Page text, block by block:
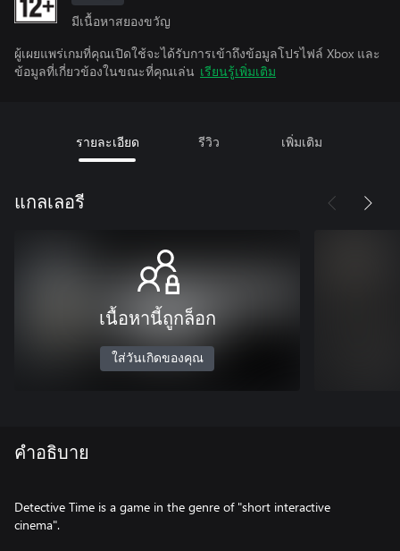
มีเนื้อหาสยองขวัญ
ผู้เผยแพร่เกมที่คุณเปิดใช้จะได้รับการเข้าถึงข้อมูลโปรไฟล์ Xbox และ
ข้อมูลที่เกี่ยวข้องในขณะที่คุณเล่น เรียนรู้เพิ่มเติม
รายละเอียด รีวิว เพิ่มเติม
แกลเลอรี
เนื้อหานี้ถูกล็อก
ใส่วันเกิดของคุณ
คำอธิบาย
Detective Time is a game in the genre of "short interactive
cinema".